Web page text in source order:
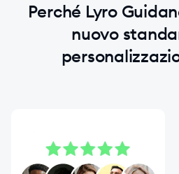
Perché Lyro
nuovo